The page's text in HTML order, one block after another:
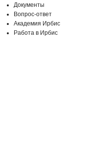
Документы
Вопрос-ответ
Академия Ирбис
Работа в Ирбис